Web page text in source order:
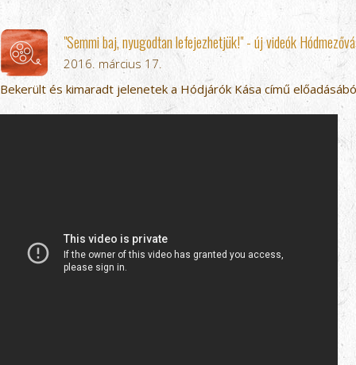
"Semmi baj, nyugodtan lefejezhetjük!" - új videók
2016. március 17.
Bekerült és kimaradt jelenetek a Hódjárók Kása című